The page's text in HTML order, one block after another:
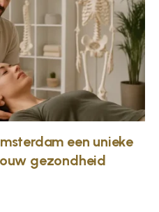
een unieke
gezondheid